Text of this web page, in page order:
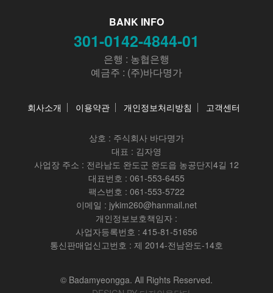
BANK INFO
301-0142-4844-01
은행 : 농협은행
예금주 : (주)바다명가
회사소개 이용약관 개인정보처리방침 고객센터
상호 : 주식회사 바다명가
대표 : 김자영
사업장 주소 : 전라남도 완도군 완도읍 농공단지4길 12
대표번호 : 061-553-6455
팩스번호 : 061-553-5722
이메일 : jykim260@hanmail.net
개인정보보호책임자 :
사업자등록번호 : 415-81-51656
통신판매업신고번호 : 제 2014-전남완도-14호
© Badamyeongga. All Rights Reserved.